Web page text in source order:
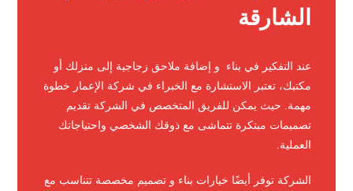
الشارقة
عند التفكير في بناء و إضافة ملاحق زجاجية إلى منزلك أو
مكتبك، تعتبر الاستشارة مع الخبراء في شركة الإعمار خطوة
مهمة. حيث يمكن للفريق المتخصص في الشركة تقديم
تصميمات مبتكرة تتماشى مع ذوقك الشخصي واحتياجاتك
العملية.
الشركة توفر أيضًا خيارات بناء و تصميم مخصصة تتناسب مع